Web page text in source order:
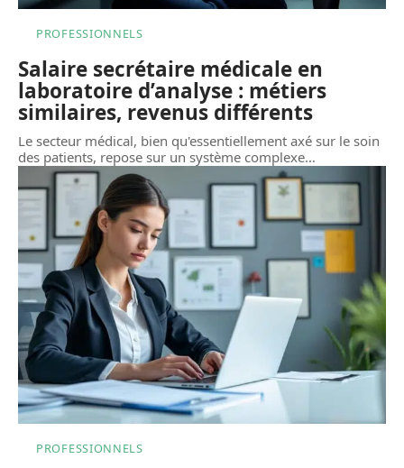
PROFESSIONNELS
Salaire secrétaire médicale en
laboratoire d’analyse : métiers
similaires, revenus différents
Le secteur médical, bien qu'essentiellement axé sur le soin
des patients, repose sur un système complexe…
PROFESSIONNELS